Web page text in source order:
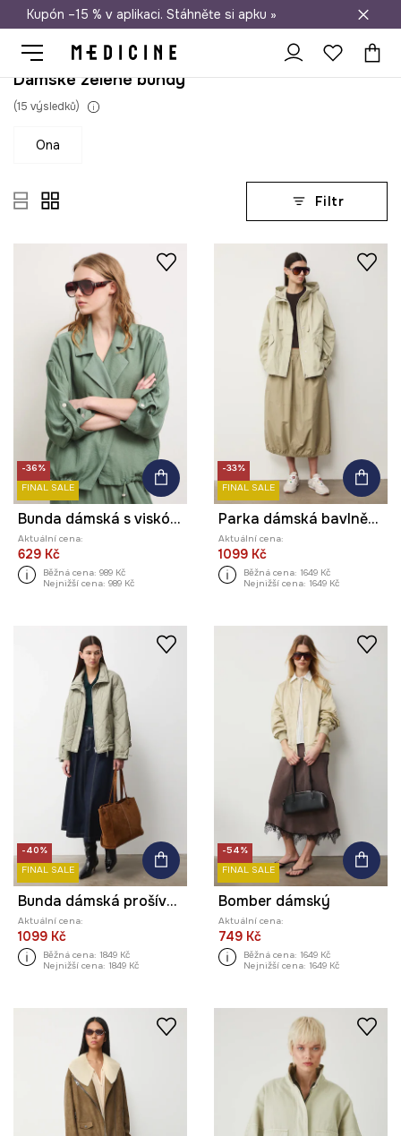
Doprava zdarma při nákupu nad 1 200 Kč
Kupón –15 % v aplikaci. Stáhněte si apku »
Dámské zelené bundy
(15 výsledků)
ona
Filtr
-36%
FINAL SALE
Bunda dámská s viskózou
Aktuální cena:
629 Kč
Běžná cena: 989 Kč
Nejnižší cena: 989 Kč
-33%
FINAL SALE
Parka dámská bavlněná
Aktuální cena:
1099 Kč
Běžná cena: 1649 Kč
Nejnižší cena: 1649 Kč
-40%
FINAL SALE
Bunda dámská prošívaná
Aktuální cena:
1099 Kč
Běžná cena: 1849 Kč
Nejnižší cena: 1849 Kč
-54%
FINAL SALE
Bomber dámský
Aktuální cena:
749 Kč
Běžná cena: 1649 Kč
Nejnižší cena: 1649 Kč